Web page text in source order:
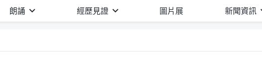
朗誦 經歷見證 圖片展 新聞資訊